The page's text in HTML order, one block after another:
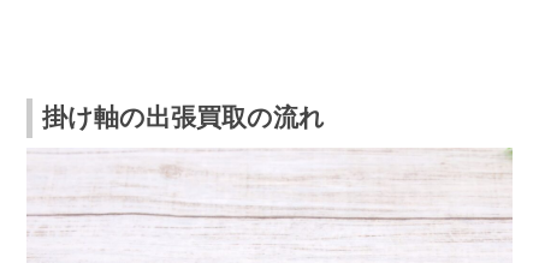
掛け軸の出張買取の流れ